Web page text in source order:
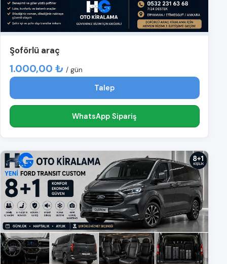
Şoförlü araç
1.000,00 ₺ / gün
Talep
WhatsApp Sipariş